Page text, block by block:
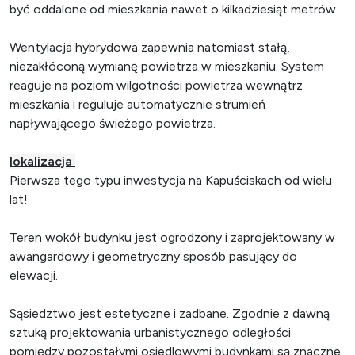
być oddalone od mieszkania nawet o kilkadziesiąt metrów.
Wentylacja hybrydowa zapewnia natomiast stałą,
niezakłóconą wymianę powietrza w mieszkaniu. System
reaguje na poziom wilgotności powietrza wewnątrz
mieszkania i reguluje automatycznie strumień
napływającego świeżego powietrza.
lokalizacja
Pierwsza tego typu inwestycja na Kapuściskach od wielu
lat!
Teren wokół budynku jest ogrodzony i zaprojektowany w
awangardowy i geometryczny sposób pasujący do
elewacji.
Sąsiedztwo jest estetyczne i zadbane. Zgodnie z dawną
sztuką projektowania urbanistycznego odległości
pomiędzy pozostałymi osiedlowymi budynkami są znaczne